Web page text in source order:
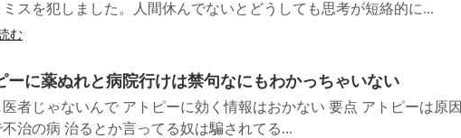
ミスを犯しました。人間休んでないとどうしても思考が短絡的に...
む
ーに薬ぬれと病院行けは禁句なにもわかっちゃいない
者じゃないんで アトピーに効く情報はおかない 要点 アトピーは原因
治の病 治るとか言ってる奴は騙されてる...